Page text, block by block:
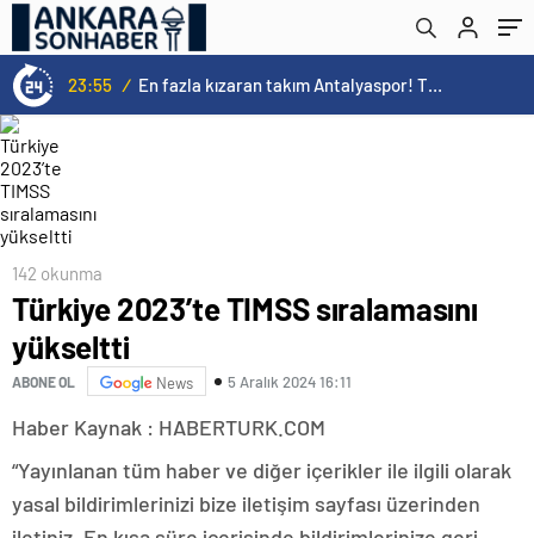
23:55 / En fazla kızaran takım Antalyaspor! Tam 5 futbolcu….
142 okunma
Türkiye 2023’te TIMSS sıralamasını
yükseltti
ABONE OL News 5 Aralık 2024 16:11
Haber Kaynak : HABERTURK.COM
“Yayınlanan tüm haber ve diğer içerikler ile ilgili olarak
yasal bildirimlerinizi bize iletişim sayfası üzerinden